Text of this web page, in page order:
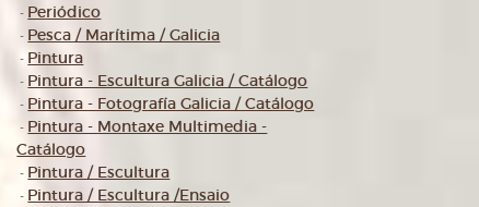
- Periódico
- Pesca / Marítima / Galicia
- Pintura
- Pintura - Escultura Galicia / Catálogo
- Pintura - Fotografía Galicia / Catálogo
- Pintura - Montaxe Multimedia -
Catálogo
- Pintura / Escultura
- Pintura / Escultura /Ensaio